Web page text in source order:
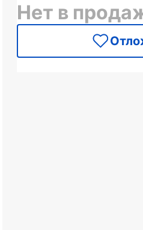
Нет в